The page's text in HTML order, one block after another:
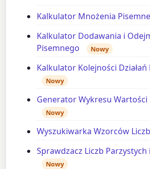
Kalkulator Mnożenia
Kalkulator Dodawania i
Pisemnego
Nowy
Kalkulator Kolejności Działań
Nowy
Generator Wykresu Wartości
Nowy
Wyszukiwarka Wzorców
Sprawdzacz Liczb
Nowy